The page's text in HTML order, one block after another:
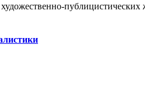
публицистических